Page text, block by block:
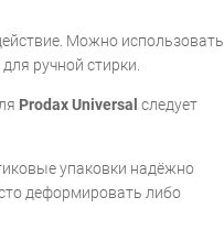
Можно использовать
ручной стирки.
Prodax Universal следует
упаковки надёжно
деформировать либо